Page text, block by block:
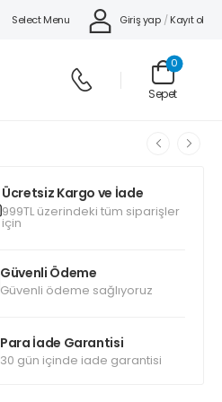
Select Menu Giriş yap / Kayıt ol
Sepet
0
Ücretsiz Kargo ve İade
999TL üzerindeki tüm siparişler
için
Güvenli Ödeme
Güvenli ödeme sağlıyoruz
Para İade Garantisi
30 gün içinde iade garantisi